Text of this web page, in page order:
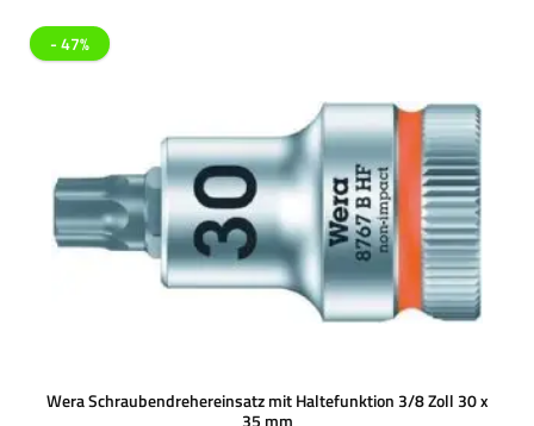
- 47%
Wera Schraubendrehereinsatz mit Haltefunktion 3/8 Zoll 30 x